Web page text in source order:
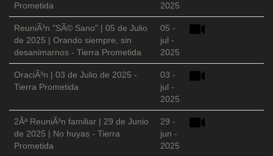
Prometida
2025
ReuniÃ³n "SÃ© Sano" | 05 de Julio
de 2025 | Orando siempre, sin
desanimarnos - Tierra Prometida
05 -
jul -
2025
OraciÃ³n | 03 de Julio de 2025 -
Tierra Prometida
03 -
jul -
2025
2Âª ReuniÃ³n familiar | 29 de Junio
de 2025 | No huyas - Tierra
Prometida
29 -
jun -
2025